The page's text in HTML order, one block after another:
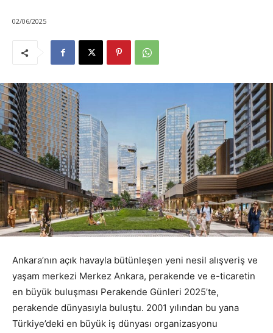
02/06/2025
Ankara’nın açık havayla bütünleşen yeni nesil alışveriş ve
yaşam merkezi Merkez Ankara, perakende ve e-ticaretin
en büyük buluşması Perakende Günleri 2025’te,
perakende dünyasıyla buluştu. 2001 yılından bu yana
Türkiye’deki en büyük iş dünyası organizasyonu